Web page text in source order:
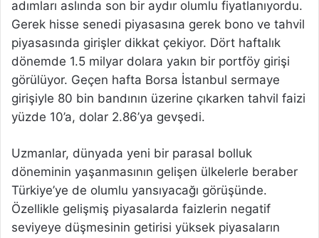
adımları aslında son bir aydır olumlu fiyatlanıyordu.
Gerek hisse senedi piyasasına gerek bono ve tahvil
piyasasında girişler dikkat çekiyor. Dört haftalık
dönemde 1.5 milyar dolara yakın bir portföy girişi
görülüyor. Geçen hafta Borsa İstanbul sermaye
girişiyle 80 bin bandının üzerine çıkarken tahvil faizi
yüzde 10’a, dolar 2.86’ya gevşedi.
Uzmanlar, dünyada yeni bir parasal bolluk
döneminin yaşanmasının gelişen ülkelerle beraber
Türkiye’ye de olumlu yansıyacağı görüşünde.
Özellikle gelişmiş piyasalarda faizlerin negatif
seviyeye düşmesinin getirisi yüksek piyasaların